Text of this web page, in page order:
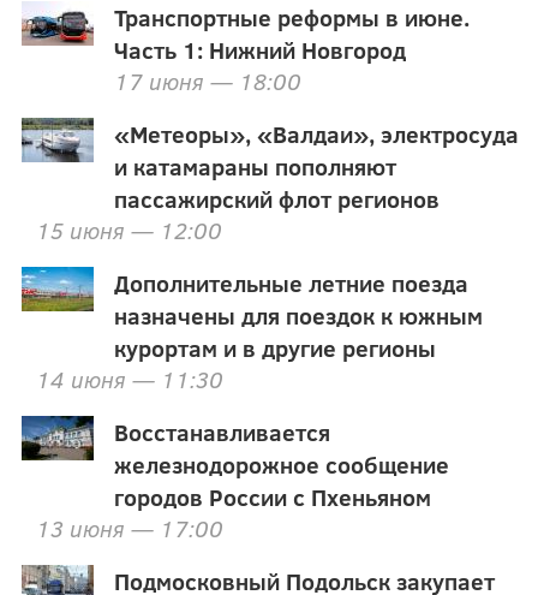
Транспортные реформы в июне.
Часть 1: Нижний Новгород
17 июня — 18:00
«Метеоры», «Валдаи», электросуда
и катамараны пополняют
пассажирский флот регионов
15 июня — 12:00
Дополнительные летние поезда
назначены для поездок к южным
курортам и в другие регионы
14 июня — 11:30
Восстанавливается
железнодорожное сообщение
городов России с Пхеньяном
13 июня — 17:00
Подмосковный Подольск закупает